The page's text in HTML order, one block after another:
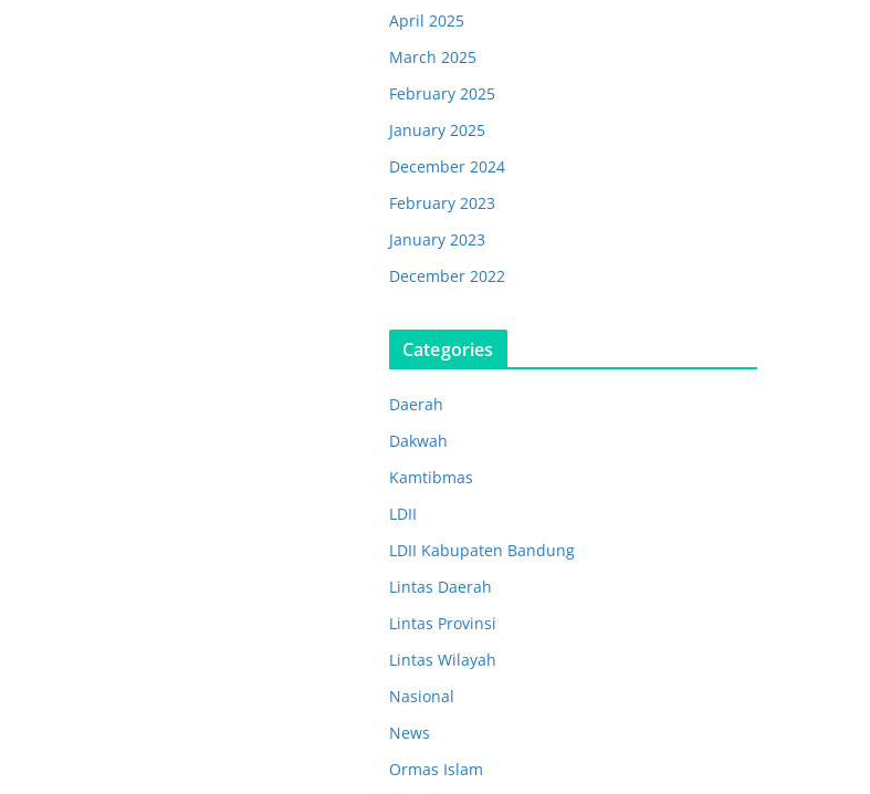
April 2025
March 2025
February 2025
January 2025
December 2024
February 2023
January 2023
December 2022
Categories
Daerah
Dakwah
Kamtibmas
LDII
LDII Kabupaten Bandung
Lintas Daerah
Lintas Provinsi
Lintas Wilayah
Nasional
News
Ormas Islam